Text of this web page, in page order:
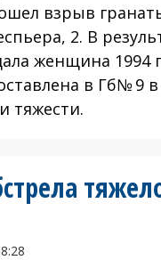
взрыв
2. В
женщина 1994
в Гб№ 9
тяжести.